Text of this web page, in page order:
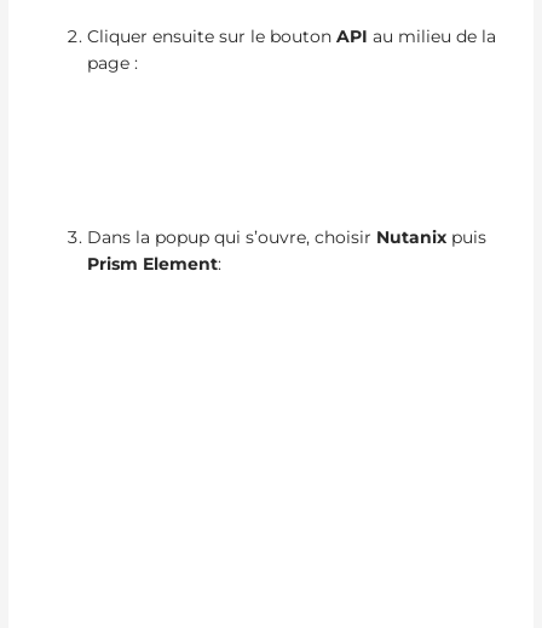
Cliquer ensuite sur le boutonAPI au milieu de la
page :
Dans la popup qui s’ouvre, choisir Nutanix puis
Prism Element: